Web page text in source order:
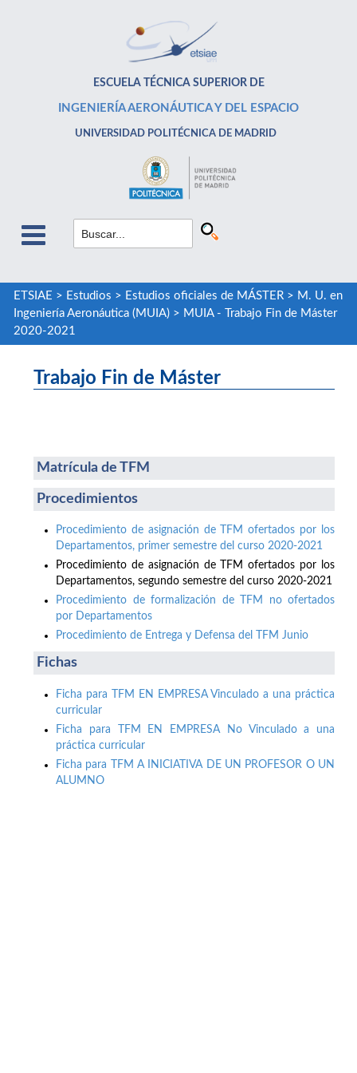
ESCUELA TÉCNICA SUPERIOR DE
INGENIERÍA AERONÁUTICA Y DEL ESPACIO
UNIVERSIDAD POLITÉCNICA DE MADRID
ETSIAE > Estudios > Estudios oficiales de MÁSTER> M. U. en
Ingeniería Aeronáutica (MUIA)> MUIA - Trabajo Fin de Máster
2020-2021
Trabajo Fin de Máster
Matrícula de TFM
Procedimientos
Procedimiento de asignación de TFM ofertados por los
Departamentos, primer semestre del curso 2020-2021
Procedimiento de asignación de TFM ofertados por los
Departamentos, segundo semestre del curso 2020-2021
Procedimiento de formalización de TFM no ofertados
por Departamentos
Procedimiento de Entrega y Defensa del TFM Junio
Fichas
Ficha para TFM EN EMPRESA Vinculado a una práctica
curricular
Ficha para TFM EN EMPRESA No Vinculado a una
práctica curricular
Ficha para TFM A INICIATIVA DE UN PROFESOR O UN
ALUMNO